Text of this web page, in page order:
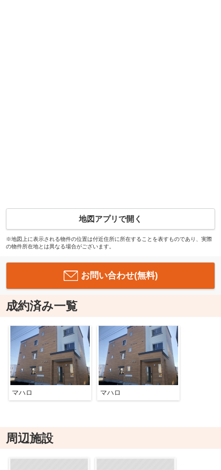
地図アプリで開く
※地図上に表示される物件の位置は付近住所に所在することを表すものであり、実際
の物件所在地とは異なる場合がございます。
お問い合わせ(無料)
成約済み一覧
マハロ マハロ
周辺施設